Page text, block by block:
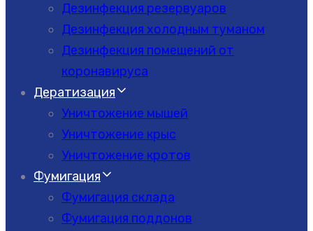
Дезинфекция резервуаров
Дезинфекция холодным туманом
Дезинфекция помещений от
коронавируса
Дератизация
Уничтожение мышей
Уничтожение крыс
Уничтожение кротов
Фумигация
Фумигация склада
Фумигация поддонов